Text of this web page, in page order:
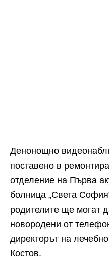
Денонощно
поставено в
отделение на Първа
болница „Света
родителите ще могат
новородени от
директорът на
Костов.